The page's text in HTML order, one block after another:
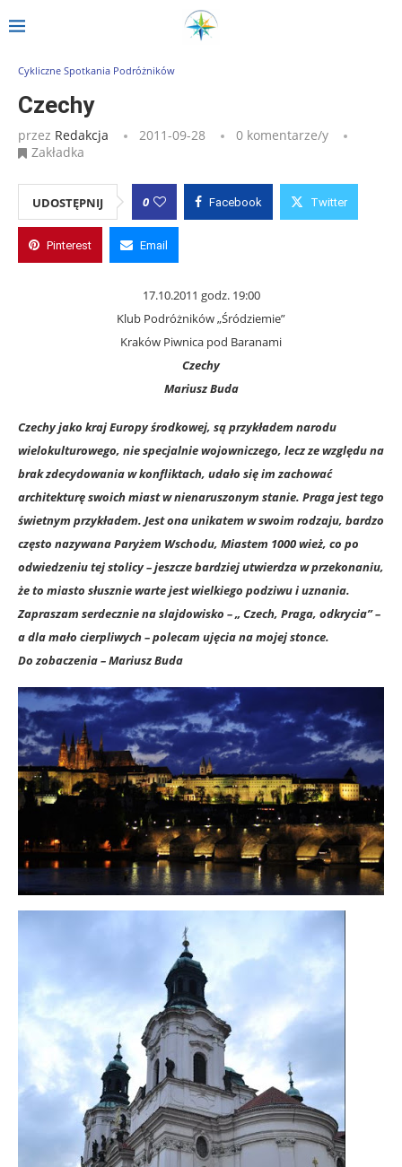
Strona główna
Cykliczne Spotkania Podróżników
Czechy
przez Redakcja 2011-09-28
0 komentarze/y
Zakładka
UDOSTĘPNIJ 0 Facebook Twitter
Pinterest Email
17.10.2011 godz. 19:00
Klub Podróżników „Śródziemie”
Kraków Piwnica pod Baranami
Czechy
Mariusz Buda
Czechy jako kraj Europy środkowej, są przykładem narodu
wielokulturowego, nie specjalnie wojowniczego, lecz ze względu na
brak zdecydowania w konfliktach, udało się im zachować
architekturę swoich miast w nienaruszonym stanie. Praga jest tego
świetnym przykładem. Jest ona unikatem w swoim rodzaju, bardzo
często nazywana Paryżem Wschodu, Miastem 1000 wież, co po
odwiedzeniu tej stolicy – jeszcze bardziej utwierdza w przekonaniu,
że to miasto słusznie warte jest wielkiego podziwu i uznania.
Zapraszam serdecznie na slajdowisko – „ Czech, Praga, odkrycia” –
a dla mało cierpliwych – polecam ujęcia na mojej stonce.
Do zobaczenia – Mariusz Buda